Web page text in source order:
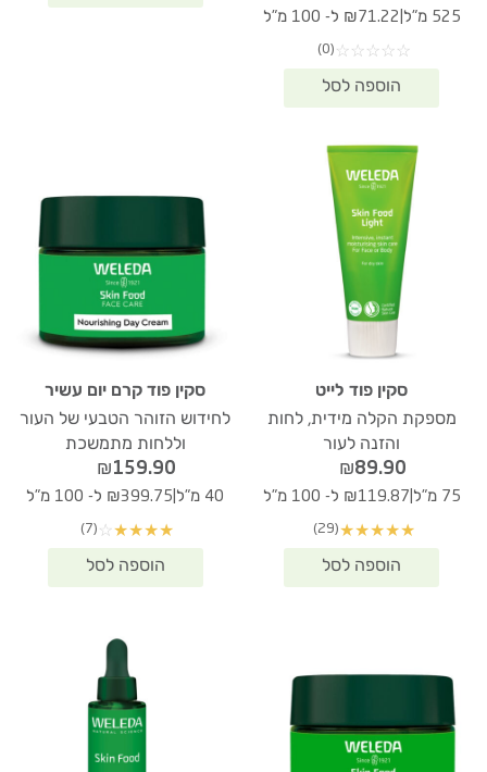
המקורי
₪532.00.
הנוכחי
525 מ"ל ₪71.22 ל- 100 מ"ל
☆
☆
☆
☆
☆
(0)
סקין פוד לייט
מספקת הקלה מידית, לחות
והזנה לעור
₪89.90
75 מ"ל ₪119.87 ל- 100 מ"ל
★
★
★
★
★
(29)
סקין פוד קרם יום עשיר
לחידוש הזוהר הטבעי של העור
וללחות מתמשכת
₪159.90
40 מ"ל ₪399.75 ל- 100 מ"ל
★
★
★
★
☆
(7)